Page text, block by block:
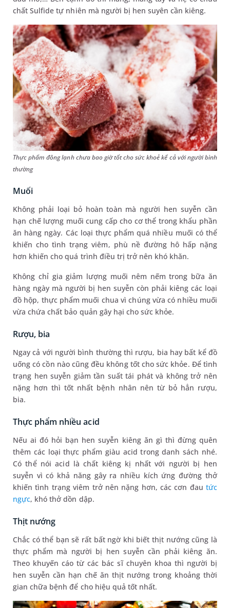
chất Sulfide tự nhiên mà người bị hen suyên cần kiêng.
Thực phẩm đông lạnh chưa bao giờ tốt cho sức khoẻ kể cả với người bình
thường
Muối
Không phải loại bỏ hoàn toàn mà người hen suyễn cần
hạn chế lượng muối cung cấp cho cơ thể trong khẩu phần
ăn hàng ngày. Các loại thực phẩm quá nhiều muối có thể
khiến cho tình trạng viêm, phù nề đường hô hấp nặng
hơn khiến cho quá trình điều trị trở nên khó khăn.
Không chỉ gia giảm lượng muối nêm nếm trong bữa ăn
hàng ngày mà người bị hen suyễn còn phải kiêng các loại
đồ hộp, thực phẩm muối chua vì chúng vừa có nhiều muối
vừa chứa chất bảo quản gây hại cho sức khỏe.
Rượu, bia
Ngay cả với người bình thường thì rượu, bia hay bất kể đồ
uống có cồn nào cũng đều không tốt cho sức khỏe. Để tình
trạng hen suyễn giảm tần suất tái phát và không trở nên
nặng hơn thì tốt nhất bệnh nhân nên từ bỏ hẳn rượu,
bia.
Thực phẩm nhiều acid
Nếu ai đó hỏi bạn hen suyễn kiêng ăn gì thì đừng quên
thêm các loại thực phẩm giàu acid trong danh sách nhé.
Có thể nói acid là chất kiêng kị nhất với người bị hen
suyễn vì có khả năng gây ra nhiều kích ứng đường thở
khiến tình trạng viêm trở nên nặng hơn, các cơn đau tức
ngực, khó thở dồn dập.
Thịt nướng
Chắc có thể bạn sẽ rất bất ngờ khi biết thịt nướng cũng là
thực phẩm mà người bị hen suyễn cần phải kiêng ăn.
Theo khuyến cáo từ các bác sĩ chuyên khoa thì người bị
hen suyễn cần hạn chế ăn thịt nướng trong khoảng thời
gian chữa bệnh để cho hiệu quả tốt nhất.